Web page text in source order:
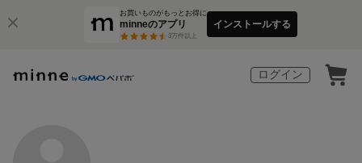
お買いものがもっとお得に
minneのアプリ
3万件以上
インストールする
ログイン